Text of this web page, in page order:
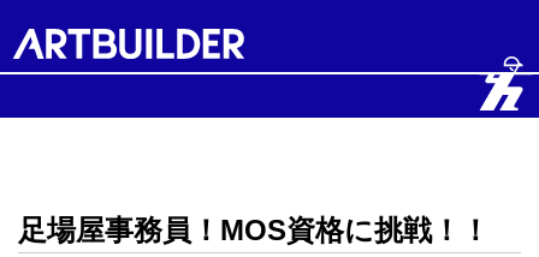
足場屋事務員！MOS資格に挑戦！！